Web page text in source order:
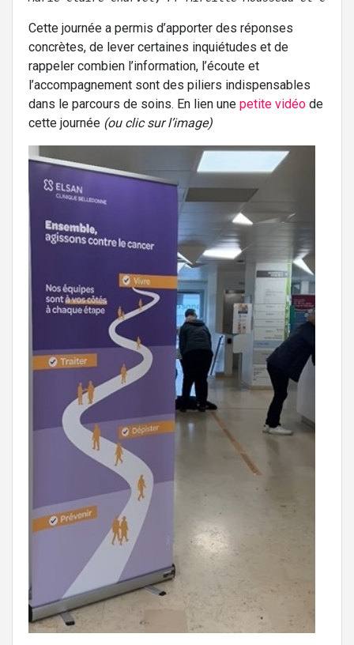
Cette journée a permis d’apporter des réponses
concrètes, de lever certaines inquiétudes et de
rappeler combien l’information, l’écoute et
l’accompagnement sont des piliers indispensables
dans le parcours de soins. En lien une petite vidéo de
cette journée (ou clic sur l’image)